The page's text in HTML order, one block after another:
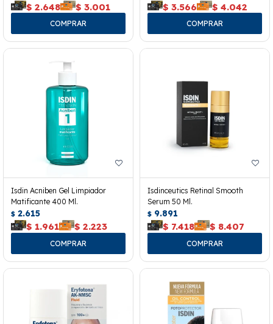
$ 2.648 $ 3.001 $ 3.566 $ 4.042
Isdin Acniben Gel Limpiador
Matificante 400 Ml.
$ 2.615
$ 1.961 $ 2.223
Isdinceutics Retinal Smooth
Serum 50 Ml.
$ 9.891
$ 7.418 $ 8.407